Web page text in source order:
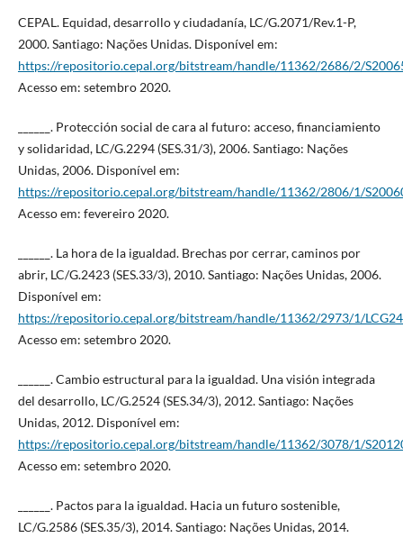
CEPAL. Equidad, desarrollo y ciudadanía, LC/G.2071/Rev.1-P,
2000. Santiago: Nações Unidas. Disponível em:
https://repositorio.cepal.org/bitstream/handle/11362/2686/2/
Acesso em: setembro 2020.
______. Protección social de cara al futuro: acceso, financiamiento
y solidaridad, LC/G.2294 (SES.31/3), 2006. Santiago: Nações
Unidas, 2006. Disponível em:
https://repositorio.cepal.org/bitstream/handle/11362/2806/1/
Acesso em: fevereiro 2020.
______. La hora de la igualdad. Brechas por cerrar, caminos por
abrir, LC/G.2423 (SES.33/3), 2010. Santiago: Nações Unidas, 2006.
Disponível em:
https://repositorio.cepal.org/bitstream/handle/11362/2973/1/
Acesso em: setembro 2020.
______. Cambio estructural para la igualdad. Una visión integrada
del desarrollo, LC/G.2524 (SES.34/3), 2012. Santiago: Nações
Unidas, 2012. Disponível em:
https://repositorio.cepal.org/bitstream/handle/11362/3078/1/
Acesso em: setembro 2020.
______. Pactos para la igualdad. Hacia un futuro sostenible,
LC/G.2586 (SES.35/3), 2014. Santiago: Nações Unidas, 2014.